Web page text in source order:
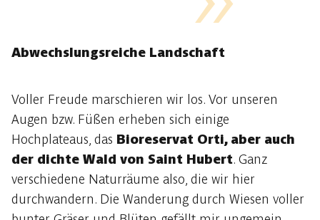
Abwechslungsreiche Landschaft
Voller Freude marschieren wir los. Vor unseren
Augen bzw. Füßen erheben sich einige
Hochplateaus, das Bioreservat Orti, aber auch
der dichte Wald von Saint Hubert. Ganz
verschiedene Naturräume also, die wir hier
durchwandern. Die Wanderung durch Wiesen voller